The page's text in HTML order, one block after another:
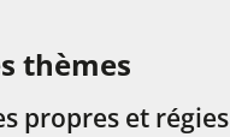
thèmes
propres et régies